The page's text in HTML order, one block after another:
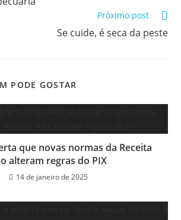
Próximo post
Se cuide, é seca da peste
PODE GOSTAR
que novas normas da Receita
alteram regras do PIX
14 de janeiro de 2025